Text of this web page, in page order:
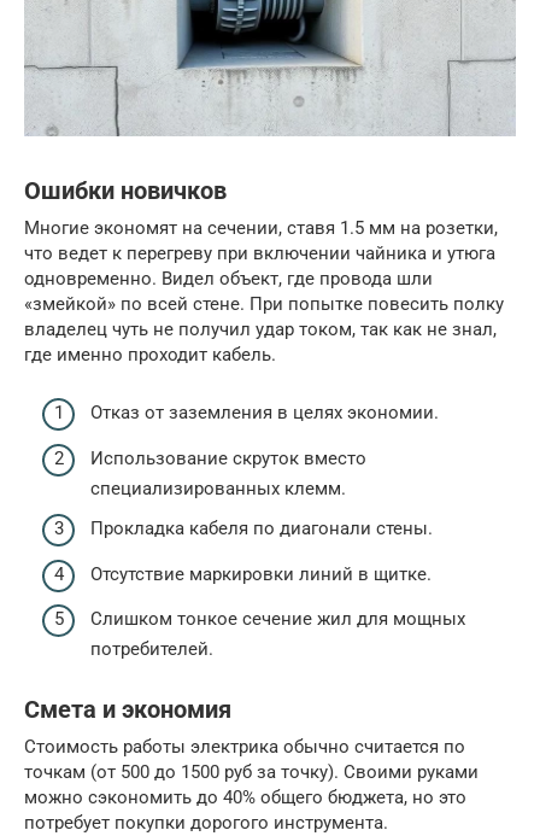
Ошибки новичков
Многие экономят на сечении, ставя 1.5 мм на розетки,
что ведет к перегреву при включении чайника и утюга
одновременно. Видел объект, где провода шли
«змейкой» по всей стене. При попытке повесить полку
владелец чуть не получил удар током, так как не знал,
где именно проходит кабель.
Отказ от заземления в целях экономии.
Использование скруток вместо
специализированных клемм.
Прокладка кабеля по диагонали стены.
Отсутствие маркировки линий в щитке.
Слишком тонкое сечение жил для мощных
потребителей.
Смета и экономия
Стоимость работы электрика обычно считается по
точкам (от 500 до 1500 руб за точку). Своими руками
можно сэкономить до 40% общего бюджета, но это
потребует покупки дорогого инструмента.